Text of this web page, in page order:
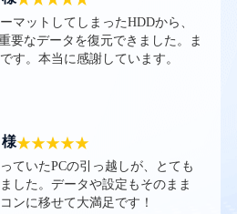
マットしてしまったHDDから、
要なデータを復元できました。ま
す。本当に感謝しています。
ていたPCの引っ越しが、とても
した。データや設定もそのまま
ンに移せて大満足です！